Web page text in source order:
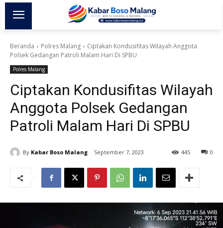
Beranda Polres Malang
Ciptakan Kondusifitas Wilayah Anggota
Polsek Gedangan Patroli Malam Hari Di SPBU
Polres Malang
Ciptakan Kondusifitas Wilayah
Anggota Polsek Gedangan
Patroli Malam Hari Di SPBU
By Kabar Boso Malang September 7, 2023 0
445